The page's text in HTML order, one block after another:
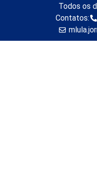
Todos os
Contatos: